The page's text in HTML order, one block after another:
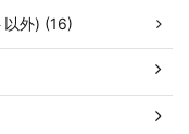
以外) (16)